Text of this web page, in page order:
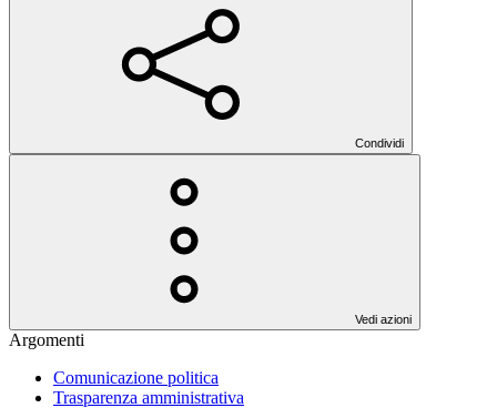
Condividi
Vedi azioni
Argomenti
Comunicazione politica
Trasparenza amministrativa